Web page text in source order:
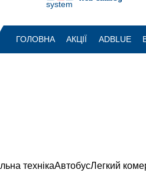
system
ГОЛОВНА АКЦІЇ ADBLUE
технікаАвтобусЛегкий